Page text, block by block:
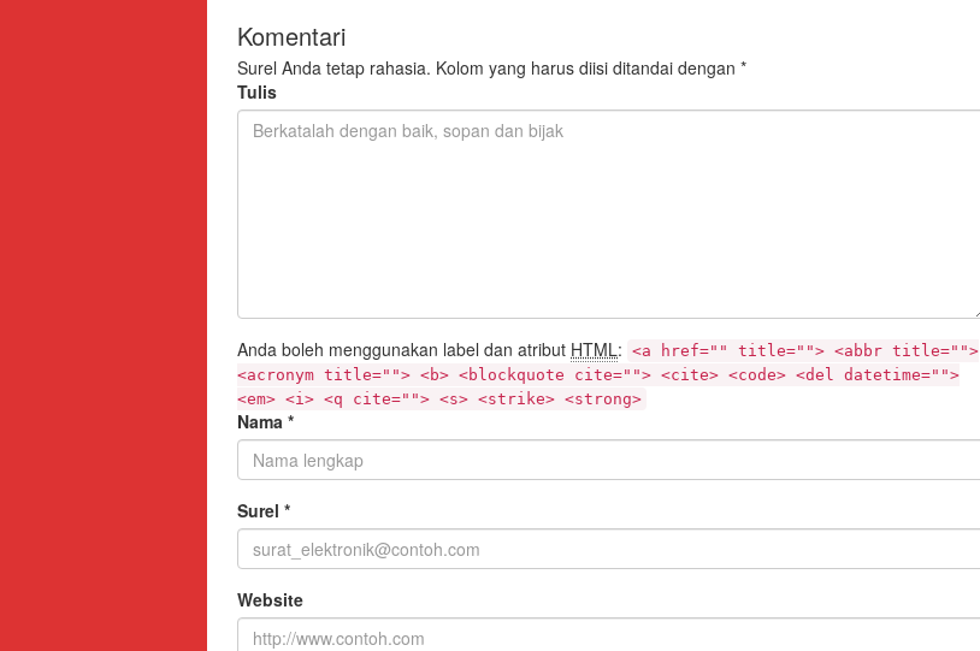
Komentari
Surel Anda tetap rahasia. Kolom yang harus diisi ditandai dengan *
Tulis
Anda boleh menggunakan label dan atribut HTML: <a href="" title=""> <abbr title="">
<acronym title=""> <b> <blockquote cite=""> <cite> <code> <del datetime="">
<em> <i> <q cite=""> <s> <strike> <strong>
Nama *
Surel *
Website